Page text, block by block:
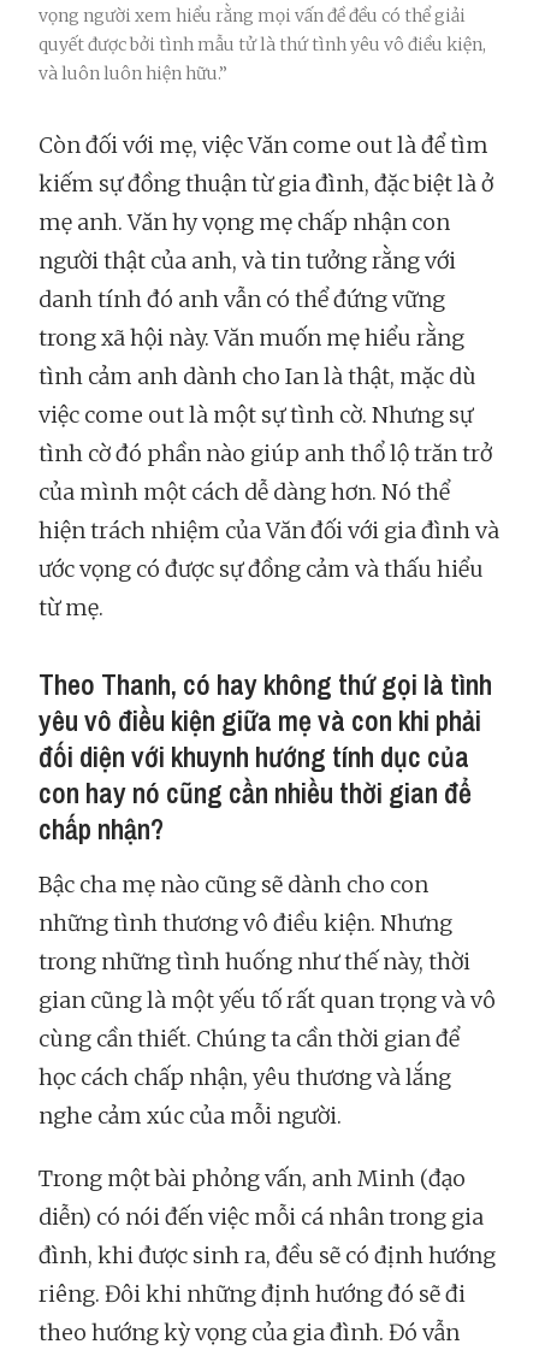
vọng người xem hiểu rằng mọi vấn đề đều có thể giải
quyết được bởi tình mẫu tử là thứ tình yêu vô điều kiện,
và luôn luôn hiện hữu.”
Còn đối với mẹ, việc Văn come out là để tìm
kiếm sự đồng thuận từ gia đình, đặc biệt là ở
mẹ anh. Văn hy vọng mẹ chấp nhận con
người thật của anh, và tin tưởng rằng với
danh tính đó anh vẫn có thể đứng vững
trong xã hội này. Văn muốn mẹ hiểu rằng
tình cảm anh dành cho Ian là thật, mặc dù
việc come out là một sự tình cờ. Nhưng sự
tình cờ đó phần nào giúp anh thổ lộ trăn trở
của mình một cách dễ dàng hơn. Nó thể
hiện trách nhiệm của Văn đối với gia đình và
ước vọng có được sự đồng cảm và thấu hiểu
từ mẹ.
Theo Thanh, có hay không thứ gọi là tình
yêu vô điều kiện giữa mẹ và con khi phải
đối diện với khuynh hướng tính dục của
con hay nó cũng cần nhiều thời gian để
chấp nhận?
Bậc cha mẹ nào cũng sẽ dành cho con
những tình thương vô điều kiện. Nhưng
trong những tình huống như thế này, thời
gian cũng là một yếu tố rất quan trọng và vô
cùng cần thiết. Chúng ta cần thời gian để
học cách chấp nhận, yêu thương và lắng
nghe cảm xúc của mỗi người.
Trong một bài phỏng vấn, anh Minh (đạo
diễn) có nói đến việc mỗi cá nhân trong gia
đình, khi được sinh ra, đều sẽ có định hướng
riêng. Đôi khi những định hướng đó sẽ đi
theo hướng kỳ vọng của gia đình. Đó vẫn